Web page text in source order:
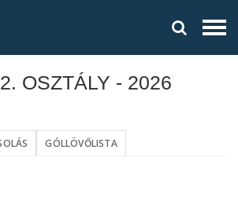
OSZTÁLY - 2026
GÓLLÖVŐLISTA